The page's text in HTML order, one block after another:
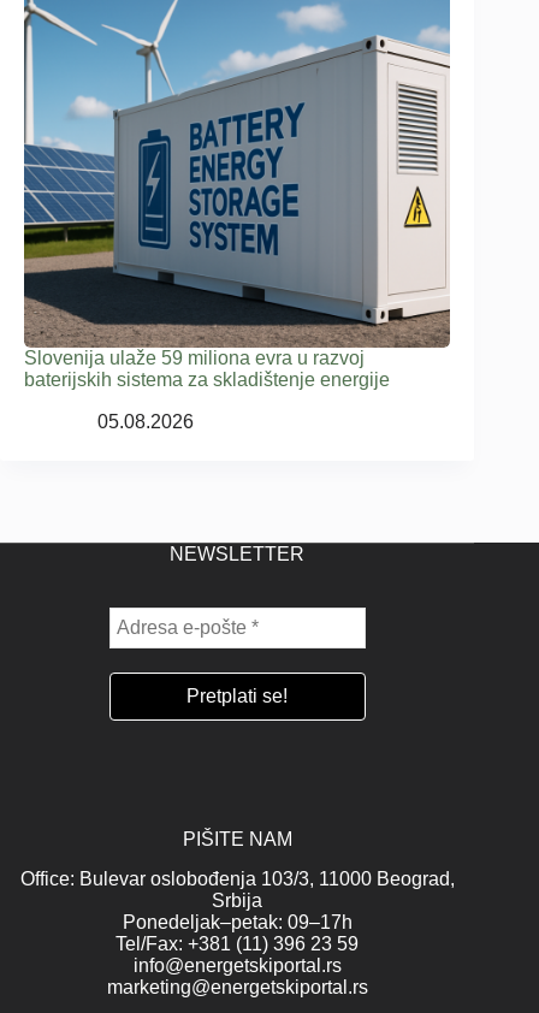
Slovenija ulaže 59 miliona evra u razvoj
baterijskih sistema za skladištenje energije
05.08.2026
NEWSLETTER
PIŠITE NAM
Office: Bulevar oslobođenja 103/3, 11000 Beograd,
Srbija
Ponedeljak–petak: 09–17h
Tel/Fax: +381 (11) 396 23 59
info@energetskiportal.rs
marketing@energetskiportal.rs